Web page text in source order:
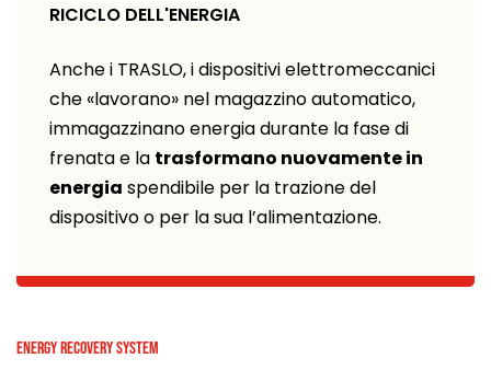
RICICLO DELL'ENERGIA
Anche i TRASLO, i dispositivi elettromeccanici
che «lavorano» nel magazzino automatico,
immagazzinano energia durante la fase di
frenata e la trasformano nuovamente in
energia spendibile per la trazione del
dispositivo o per la sua l’alimentazione.
ENERGY RECOVERY SYSTEM